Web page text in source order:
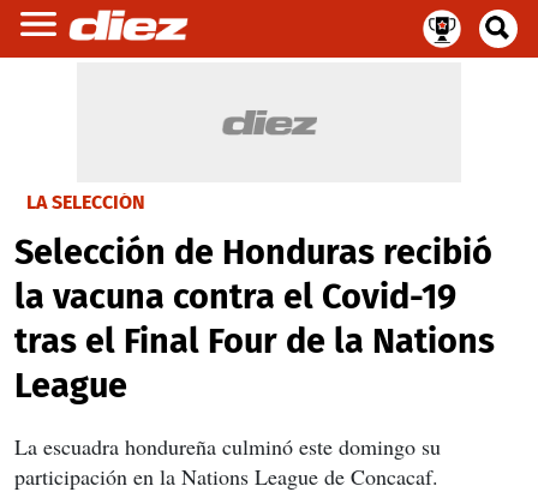
LA SELECCIÓN
Selección de Honduras recibió
la vacuna contra el Covid-19
tras el Final Four de la Nations
League
La escuadra hondureña culminó este domingo su
participación en la Nations League de Concacaf.